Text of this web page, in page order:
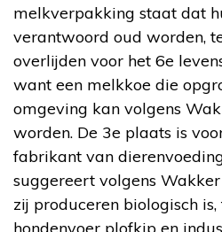
melkverpakking staat dat
verantwoord oud worden,
overlijden voor het 6e
want een melkkoe die
omgeving kan volgens
worden. De 3e plaats is
fabrikant van
suggereert volgens
zij produceren biologisch
hondenvoer plofkip en